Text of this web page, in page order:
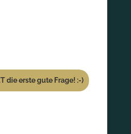
die erste gute Frage! :-)